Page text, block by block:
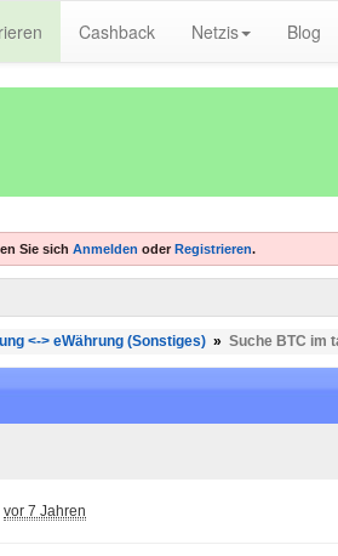
Cashback Netzis Blog
Sie sich Anmelden oder Registrieren.
<-> eWährung (Sonstiges) » Suche BTC im
vor 7 Jahren